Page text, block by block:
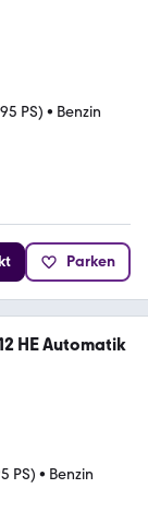
PS) • Benzin
Parken
HE Automatik
PS) • Benzin